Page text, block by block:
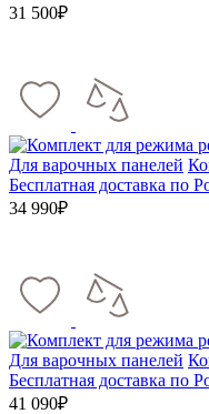
31 500₽
Для варочных панелей
Бесплатная доставка по
34 990₽
Для варочных панелей
Бесплатная доставка по
41 090₽